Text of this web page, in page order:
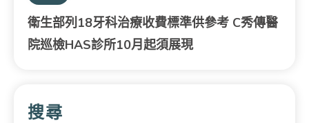
衛生部列18牙科治療收費標準供參考 C秀傳醫
院巡檢HAS診所10月起須展現
搜尋